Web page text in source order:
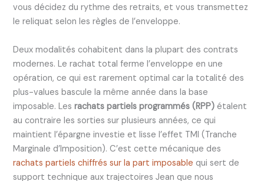
vous décidez du rythme des retraits, et vous transmettez
le reliquat selon les règles de l’enveloppe.
Deux modalités cohabitent dans la plupart des contrats
modernes. Le rachat total ferme l’enveloppe en une
opération, ce qui est rarement optimal car la totalité des
plus-values bascule la même année dans la base
imposable. Lesrachats partiels programmés (RPP) étalent
au contraire les sorties sur plusieurs années, ce qui
maintient l’épargne investie et lisse l’effet TMI (Tranche
Marginale d’Imposition). C’est cette mécanique des
rachats partiels chiffrés sur la part imposable qui sert de
support technique aux trajectoires Jean que nous